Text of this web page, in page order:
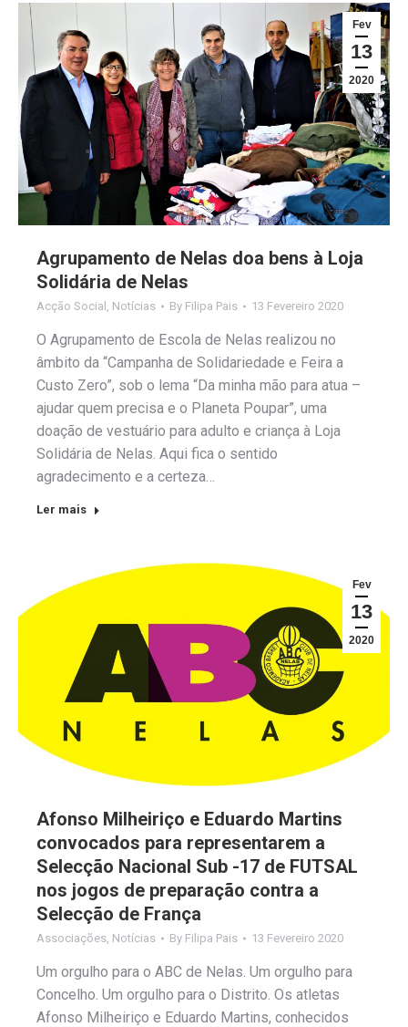
Fev
13
2020
Agrupamento de Nelas doa bens à Loja
Solidária de Nelas
Acção Social , Notícias By Filipa Pais 13 Fevereiro 2020
O Agrupamento de Escola de Nelas realizou no
âmbito da “Campanha de Solidariedade e Feira a
Custo Zero”, sob o lema “Da minha mão para atua –
ajudar quem precisa e o Planeta Poupar”, uma
doação de vestuário para adulto e criança à Loja
Solidária de Nelas. Aqui fica o sentido
agradecimento e a certeza…
Ler mais
Fev
13
2020
Afonso Milheiriço e Eduardo Martins
convocados para representarem a
Selecção Nacional Sub -17 de FUTSAL
nos jogos de preparação contra a
Selecção de França
Associações Notícias By Filipa Pais 13 Fevereiro 2020
Um orgulho para o ABC de Nelas. Um orgulho para
Concelho. Um orgulho para o Distrito. Os atletas
Afonso Milheiriço e Eduardo Martins, conhecidos